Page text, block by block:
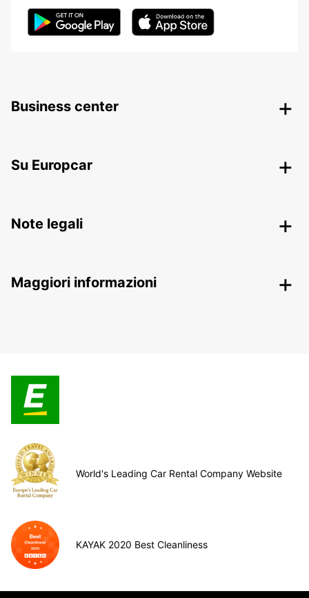
Business center
Su Europcar
Note legali
Maggiori informazioni
World's Leading Car Rental Company Website
KAYAK 2020 Best Cleanliness